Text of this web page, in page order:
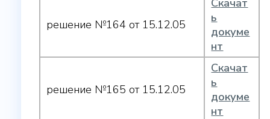
решение №164 от 15.12.05
Скачат
ь
докуме
нт
решение №165 от 15.12.05
Скачат
ь
докуме
нт